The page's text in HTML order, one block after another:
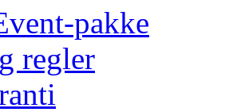
pakke
regler